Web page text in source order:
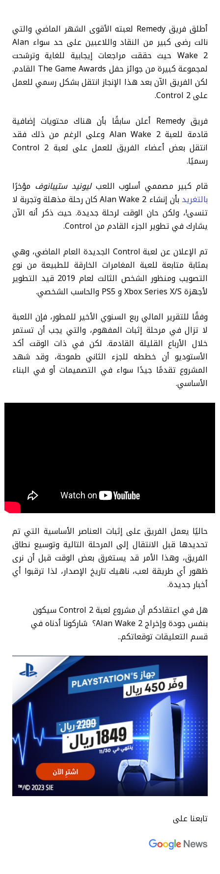
أطلق فريق Remedy لعبته الأقوى الشهر الماضي والتي
نالت رضى كبير من النقاد واللاعبين على حد سواء Alan
Wake 2 حيث حققت مراجعات إيجابية للغاية وترشحت
لمجموعة كبيرة من جوائز حفل The Game Awards القادم.
لكن الفريق الآن بعد هذا الإنجاز انتقل بشكل رسمي للعمل
على Control 2.
فريق Remedy أعلن سابقًا بأن هناك محتويات إضافية
قادمة للعبة Alan Wake 2 وعلى الرغم من ذلك فقد
انتقل بعض أعضاء الفريق للعمل على لعبة Control 2
رسميًا.
قام كبير مصممي أسلوب اللعبليونيد ستيبانوف مؤخرًا
بالتغريد
بأن إنشاء Alan Wake 2 كان رحلة مذهلة وتجربة لا
تنسى!، ولكن حان الوقت لرحلة جديدة. حيث ذكرأنه الآن
يشارك في تطوير الجزء القادم من Control.
تم الإعلان عن لعبة Control الجديدة العام الماضي، وهي
بمثابة متابعة للعبة المغامرات الخارقة للطبيعة من نوع
التصويب ومنظور الشخص الثالث لعام 2019 قيد التطوير
لأجهزة Xbox Series X/S و PS5 والحاسب الشخصي.
وفقًا للتقرير المالي ربع السنوي الأخير للمطور، فإن اللعبة
لا تزال في مرحلة إثبات المفهوم، والتي يجب أن تستمر
خلال الأرباع القليلة القادمة. لكن في ذات الوقت أكد
الأستوديو أن خططه للجزء الثاني طموحة، وقد شهد
المشروع تقدمًا جيدًا سواء في التصميمات أو في البناء
الأساسي.
حاليًا يعمل الفريق على إثبات العناصر الأساسية التي تم
تحديدها قبل الانتقال إلى المرحلة التالية وتوسيع نطاق
الفريق، وهذا الأمر قد يستغرق بعض الوقت قبل أن نرى
ظهور أي طريقة لعب، ناهيك تاريخ الإصدار، لذا ترقبوا أي
أخبار جديدة.
هل في اعتقادكم أن مشروع لعبة Control 2 سيكون
بنفس جودة وإخراج Alan Wake 2؟ شاركونا أدناه في
قسم التعليقات توقعاتكم..
تابعنا على